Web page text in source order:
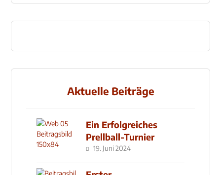
Aktuelle Beiträge
Ein Erfolgreiches
Prellball-Turnier
19. Juni 2024